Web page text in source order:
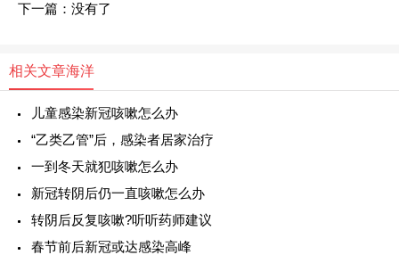
下一篇：没有了
相关文章海洋
儿童感染新冠咳嗽怎么办
“乙类乙管”后，感染者居家治疗
一到冬天就犯咳嗽怎么办
新冠转阴后仍一直咳嗽怎么办
转阴后反复咳嗽?听听药师建议
春节前后新冠或达感染高峰